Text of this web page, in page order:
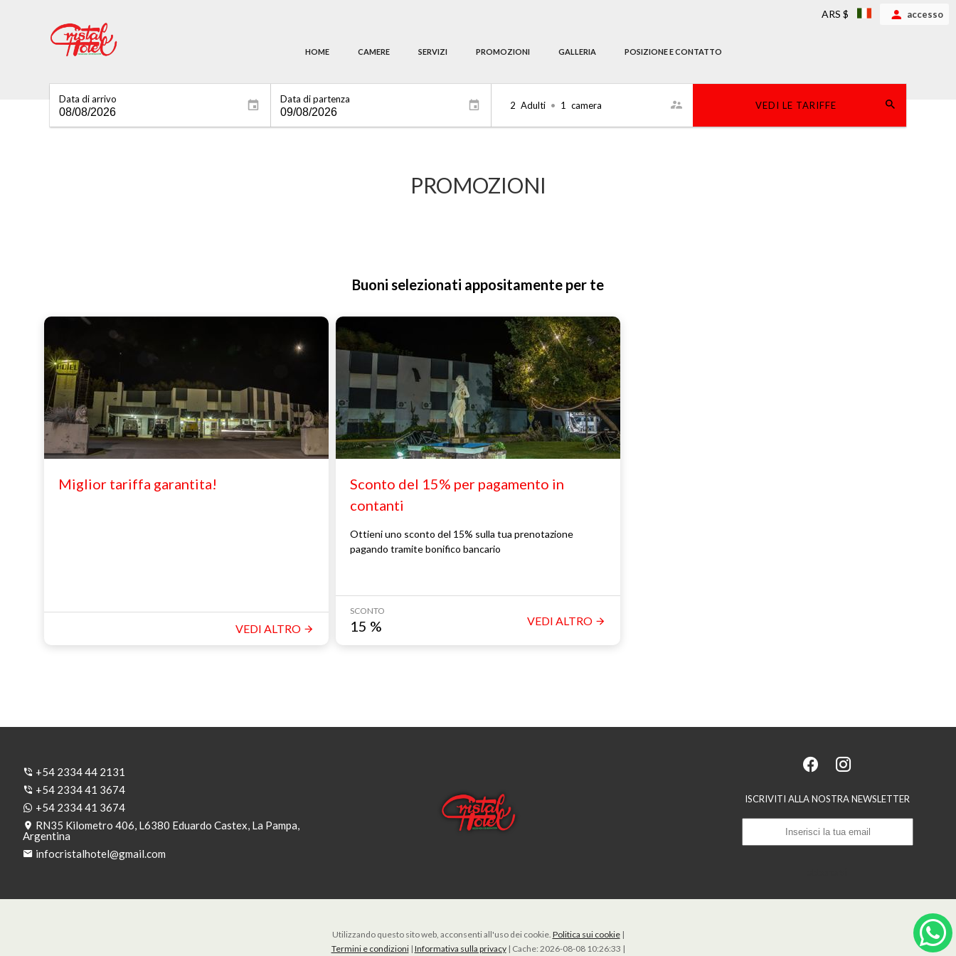
HOME CAMERE SERVIZI PROMOZIONI GALLERIA POSIZIONE E CONTATTO
ARS $ accesso
Data di arrivo Data di partenza
2 Adulti • 1 camera VEDI LE TARIFFE
PROMOZIONI
Buoni selezionati appositamente per te
Miglior tariffa garantita!
VEDI ALTRO
Sconto del 15% per pagamento in
contanti
Ottieni uno sconto del 15% sulla tua prenotazione
pagando tramite bonifico bancario
SCONTO
15 % VEDI ALTRO
+54 2334 44 2131
+54 2334 41 3674
+54 2334 41 3674
RN35 Kilometro 406, L6380 Eduardo Castex, La Pampa,
Argentina
infocristalhotel@gmail.com
ISCRIVITI ALLA NOSTRA NEWSLETTER
Utilizzando questo sito web, acconsenti all'uso dei cookie. Politica sui cookie|
Termini e condizioni| Informativa sulla privacy| Cache: 2026-08-08 10:26:33 |